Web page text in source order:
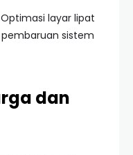
Optimasi layar lipat
sistem
dan